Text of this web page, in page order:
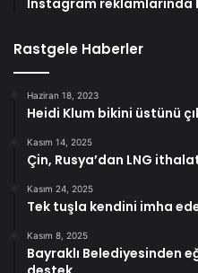
Instagram reklamlarında
Rastgele Haberler
Haziran 18, 2023
Heidi Klum bikini üstünü
Kasım 14, 2025
Çin, Rusya’dan LNG
Kasım 24, 2025
Tek tuşla kendini imha
Kasım 8, 2025
Bayraklı Belediyesinden